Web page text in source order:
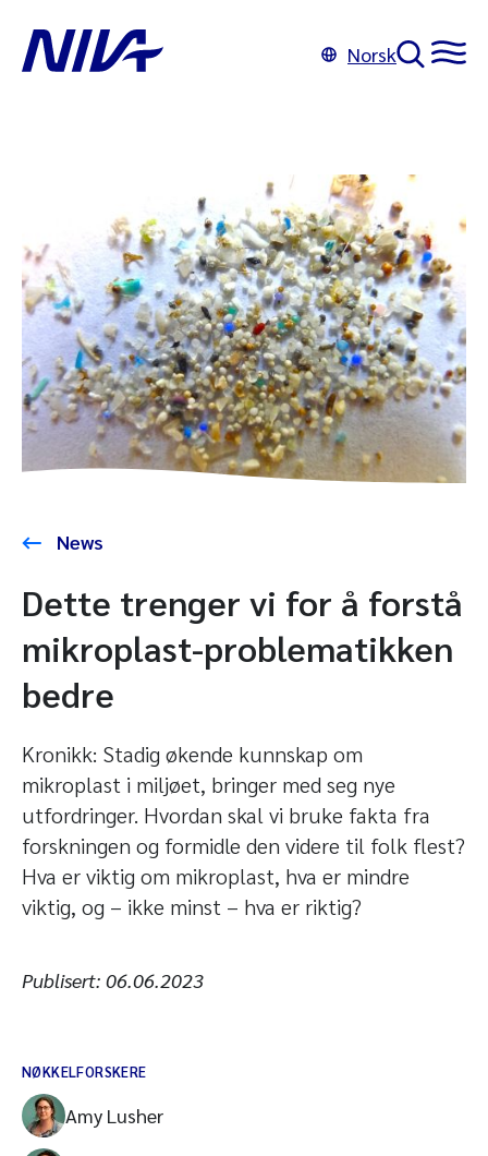
Norsk
News
Dette trenger vi for å forstå
mikroplast-problematikken
bedre
Kronikk: Stadig økende kunnskap om
mikroplast i miljøet, bringer med seg nye
utfordringer. Hvordan skal vi bruke fakta fra
forskningen og formidle den videre til folk flest?
Hva er viktig om mikroplast, hva er mindre
viktig, og – ikke minst – hva er riktig?
Publisert: 06.06.2023
NØKKELFORSKERE
Amy Lusher